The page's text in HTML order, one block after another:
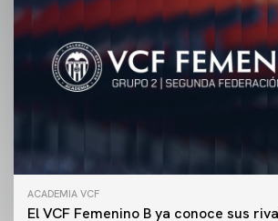
ACADEMIA VCF
El VCF Femenino B ya conoce sus
PRIMER EQUIPO